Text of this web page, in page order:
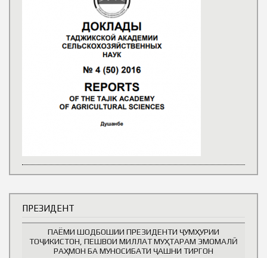
ПРЕЗИДЕНТ
ПАЁМИ ШОДБОШИИ ПРЕЗИДЕНТИ ҶУМҲУРИИ
ТОҶИКИСТОН, ПЕШВОИ МИЛЛАТ МУҲТАРАМ ЭМОМАЛӢ
РАҲМОН БА МУНОСИБАТИ ҶАШНИ ТИРГОН